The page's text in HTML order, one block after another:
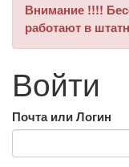
Внимание !!!!
работают в
Войти
Почта или Логин